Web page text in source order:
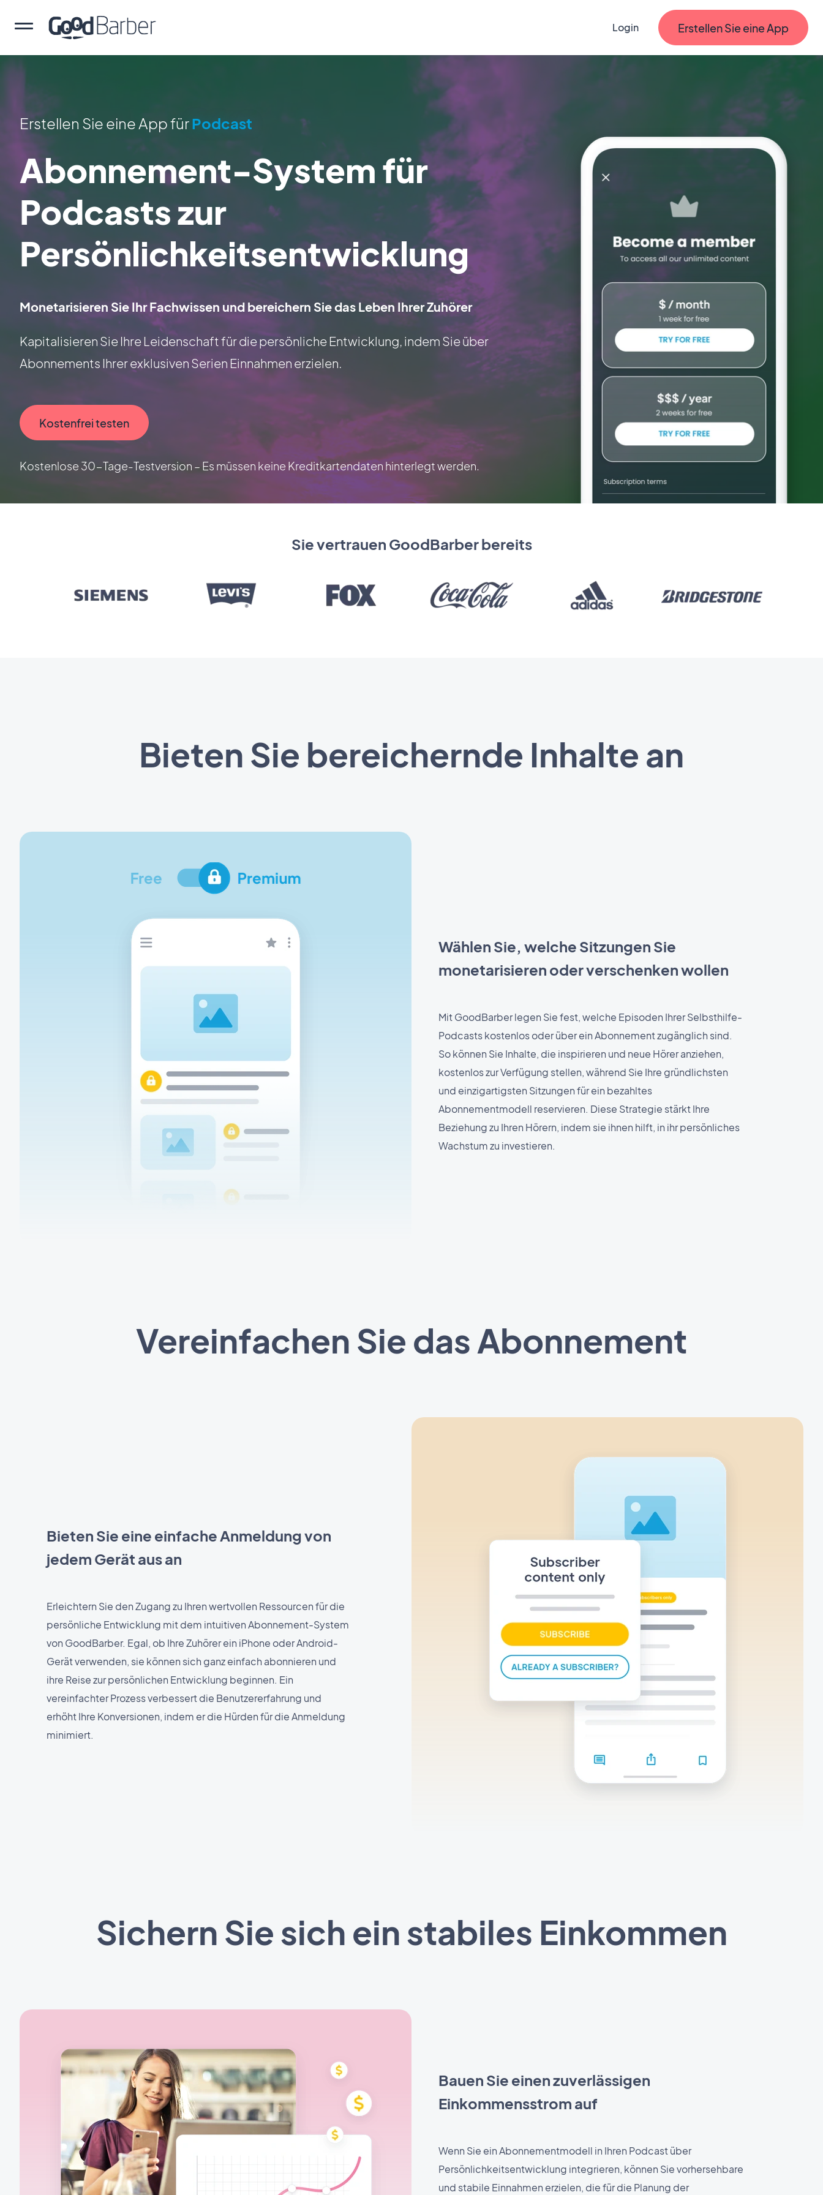
Login Erstellen Sie eine App
Erstellen Sie eine App fürPodcast
Abonnement-System für
Podcasts zur
Persönlichkeitsentwicklung
Monetarisieren Sie Ihr Fachwissen und bereichern Sie das Leben Ihrer Zuhörer
Kapitalisieren Sie Ihre Leidenschaft für die persönliche Entwicklung, indem Sie über
Abonnements Ihrer exklusiven Serien Einnahmen erzielen.
Kostenfrei testen
Kostenlose 30-Tage-Testversion – Es müssen keine Kreditkartendaten hinterlegt werden.
Sie vertrauen GoodBarber bereits
Bieten Sie bereichernde Inhalte an
Wählen Sie, welche Sitzungen Sie
monetarisieren oder verschenken wollen
Mit GoodBarber legen Sie fest, welche Episoden Ihrer Selbsthilfe-
Podcasts kostenlos oder über ein Abonnement zugänglich sind.
So können Sie Inhalte, die inspirieren und neue Hörer anziehen,
kostenlos zur Verfügung stellen, während Sie Ihre gründlichsten
und einzigartigsten Sitzungen für ein bezahltes
Abonnementmodell reservieren. Diese Strategie stärkt Ihre
Beziehung zu Ihren Hörern, indem sie ihnen hilft, in ihr persönliches
Wachstum zu investieren.
Vereinfachen Sie das Abonnement
Bieten Sie eine einfache Anmeldung von
jedem Gerät aus an
Erleichtern Sie den Zugang zu Ihren wertvollen Ressourcen für die
persönliche Entwicklung mit dem intuitiven Abonnement-System
von GoodBarber. Egal, ob Ihre Zuhörer ein iPhone oder Android-
Gerät verwenden, sie können sich ganz einfach abonnieren und
ihre Reise zur persönlichen Entwicklung beginnen. Ein
vereinfachter Prozess verbessert die Benutzererfahrung und
erhöht Ihre Konversionen, indem er die Hürden für die Anmeldung
minimiert.
Sichern Sie sich ein stabiles Einkommen
Bauen Sie einen zuverlässigen
Einkommensstrom auf
Wenn Sie ein Abonnementmodell in Ihren Podcast über
Persönlichkeitsentwicklung integrieren, können Sie vorhersehbare
und stabile Einnahmen erzielen, die für die Planung der